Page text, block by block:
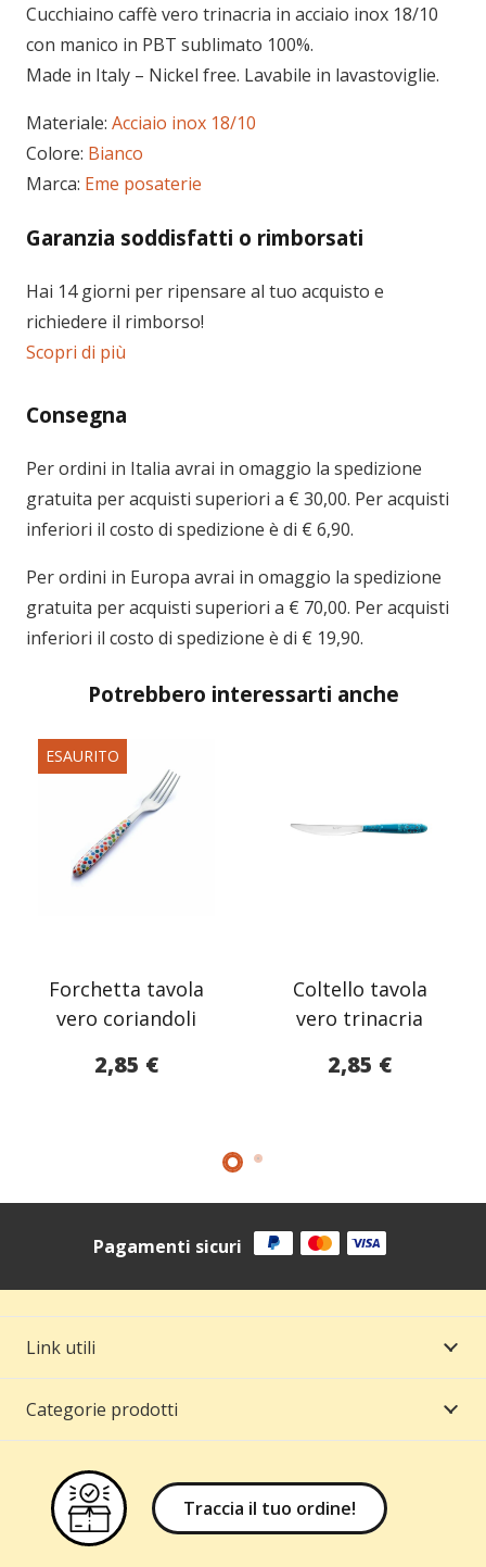
Garanzia soddisfatti o rimborsati
Hai 14 giorni per ripensare al tuo acquisto e
richiedere il rimborso!
Scopri di più
Consegna
Per ordini in Italia avrai in omaggio la spedizione
gratuita per acquisti superiori a € 30,00. Per acquisti
inferiori il costo di spedizione è di € 6,90.
Per ordini in Europa avrai in omaggio la spedizione
gratuita per acquisti superiori a € 70,00. Per acquisti
inferiori il costo di spedizione è di € 19,90.
Cucchiaino caffè vero trinacria in acciaio inox 18/10
con manico in PBT sublimato 100%.
Made in Italy – Nickel free. Lavabile in lavastoviglie.
Materiale: Acciaio inox 18/10
Colore: Bianco
Marca: Eme posaterie
Potrebbero interessarti anche
ESAURITO
Forchetta tavola
vero coriandoli
2,85 €
Coltello tavola
vero trinacria
2,85 €
Pagamenti sicuri
Link utili
Categorie prodotti
Traccia il tuo ordine!